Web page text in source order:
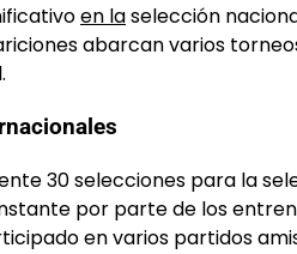
en laselección
abarcan varios
30 selecciones para la
por parte de los
en varios partidos